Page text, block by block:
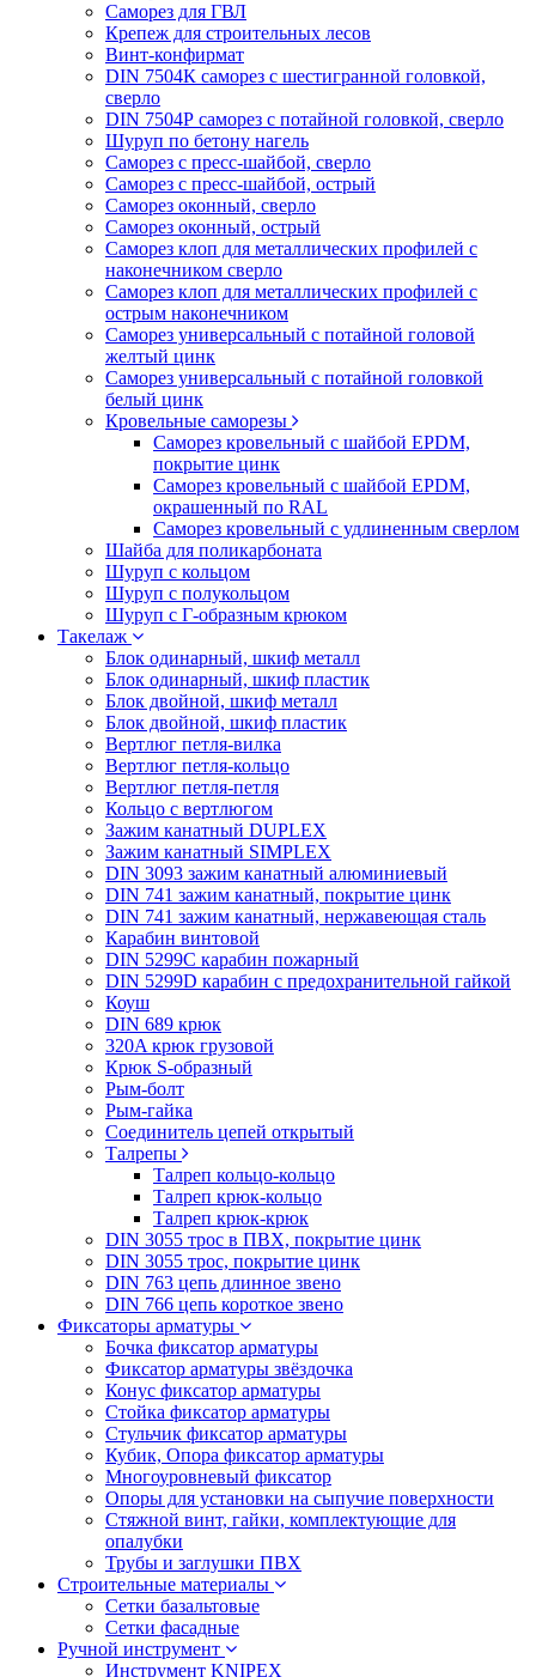
Саморез для ГВЛ
Крепеж для строительных лесов
Винт-конфирмат
DIN 7504К саморез с шестигранной головкой,
сверло
DIN 7504Р саморез с потайной головкой, сверло
Шуруп по бетону нагель
Саморез с пресс-шайбой, сверло
Саморез с пресс-шайбой, острый
Саморез оконный, сверло
Саморез оконный, острый
Саморез клоп для металлических профилей с
наконечником сверло
Саморез клоп для металлических профилей с
острым наконечником
Саморез универсальный с потайной головой
желтый цинк
Саморез универсальный с потайной головкой
белый цинк
Кровельные саморезы
Саморез кровельный с шайбой EPDM,
покрытие цинк
Саморез кровельный с шайбой EPDM,
окрашенный по RAL
Саморез кровельный с удлиненным сверлом
Шайба для поликарбоната
Шуруп с кольцом
Шуруп с полукольцом
Шуруп с Г-образным крюком
Такелаж
Блок одинарный, шкиф металл
Блок одинарный, шкиф пластик
Блок двойной, шкиф металл
Блок двойной, шкиф пластик
Вертлюг петля-вилка
Вертлюг петля-кольцо
Вертлюг петля-петля
Кольцо с вертлюгом
Зажим канатный DUPLEX
Зажим канатный SIMPLEX
DIN 3093 зажим канатный алюминиевый
DIN 741 зажим канатный, покрытие цинк
DIN 741 зажим канатный, нержавеющая сталь
Карабин винтовой
DIN 5299C карабин пожарный
DIN 5299D карабин с предохранительной гайкой
Коуш
DIN 689 крюк
320A крюк грузовой
Крюк S-образный
Рым-болт
Рым-гайка
Соединитель цепей открытый
Талрепы
Талреп кольцо-кольцо
Талреп крюк-кольцо
Талреп крюк-крюк
DIN 3055 трос в ПВХ, покрытие цинк
DIN 3055 трос, покрытие цинк
DIN 763 цепь длинное звено
DIN 766 цепь короткое звено
Фиксаторы арматуры
Бочка фиксатор арматуры
Фиксатор арматуры звёздочка
Конус фиксатор арматуры
Стойка фиксатор арматуры
Стульчик фиксатор арматуры
Кубик, Опора фиксатор арматуры
Многоуровневый фиксатор
Опоры для установки на сыпучие поверхности
Стяжной винт, гайки, комплектующие для
опалубки
Трубы и заглушки ПВХ
Строительные материалы
Сетки базальтовые
Сетки фасадные
Ручной инструмент
Инструмент KNIPEX